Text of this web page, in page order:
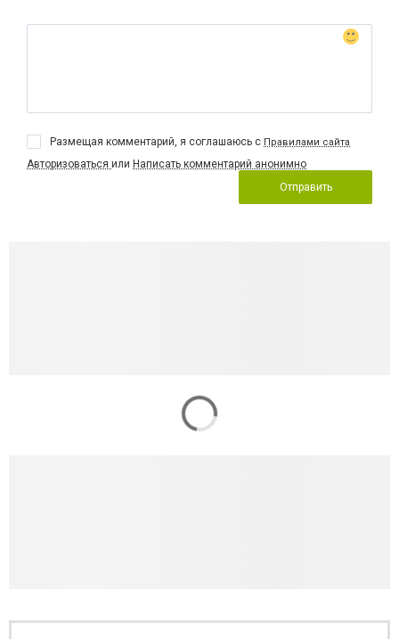
Размещая комментарий, я соглашаюсь с Правилами сайта
Авторизоваться или Написать комментарий анонимно
Отправить